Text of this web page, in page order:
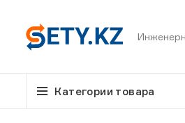
Категории товара